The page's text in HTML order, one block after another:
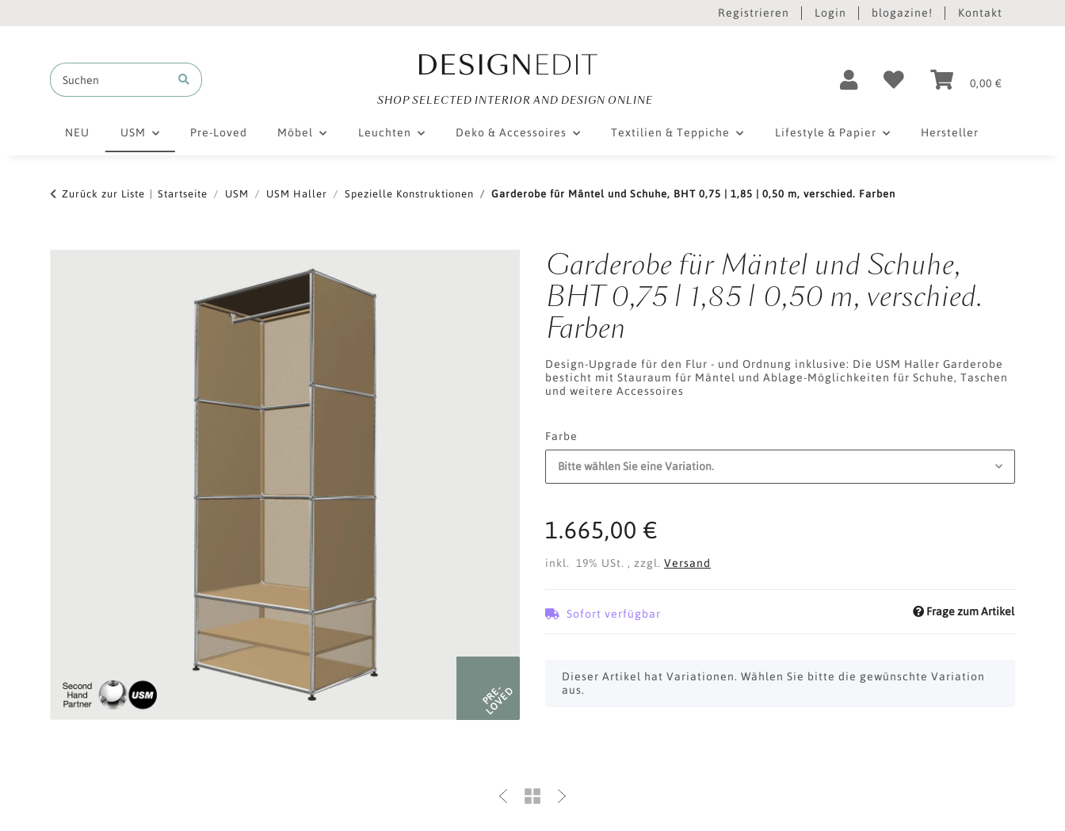
Registrieren Login blogazine! Kontakt
SHOP SELECTED INTERIOR AND DESIGN ONLINE
0,00 €
NEU USM Pre-Loved Möbel Leuchten Deko & Accessoires Textilien & Teppiche Lifestyle & Papier Hersteller
Zurück zur Liste Startseite USM USM Haller Spezielle Konstruktionen Garderobe für Mäntel und Schuhe, BHT 0,75 | 1,85 | 0,50 m, verschied. Farben
PRE-
LOVED
Garderobe für Mäntel und Schuhe,
BHT 0,75 | 1,85 | 0,50 m, verschied.
Farben
Design-Upgrade für den Flur - und Ordnung inklusive: Die USM Haller Garderobe
besticht mit Stauraum für Mäntel und Ablage-Möglichkeiten für Schuhe, Taschen
und weitere Accessoires
Farbe
Bitte wählen Sie eine Variation.
1.665,00 €
inkl. 19% USt. , zzgl. Versand
Sofort verfügbar Frage zum Artikel
x
Dieser Artikel hat Variationen. Wählen Sie bitte die gewünschte Variation
aus.